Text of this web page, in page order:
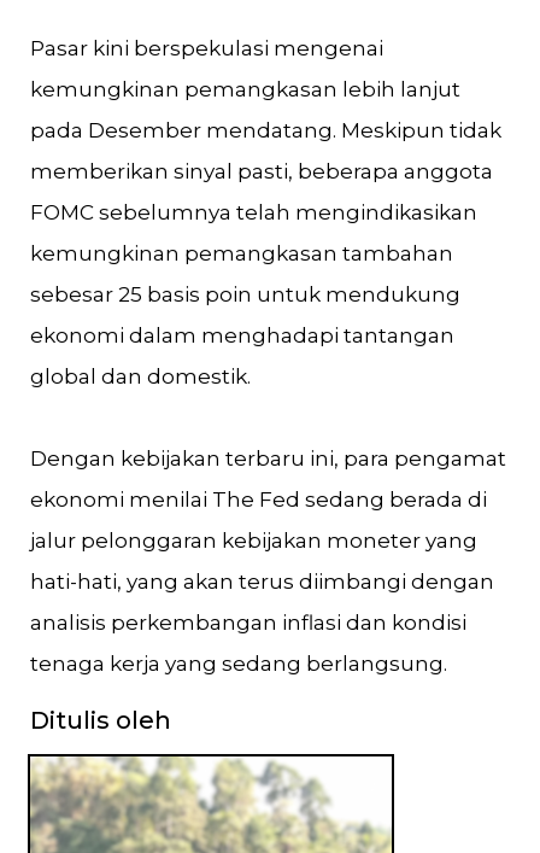
Pasar kini berspekulasi mengenai
kemungkinan pemangkasan lebih lanjut
pada Desember mendatang. Meskipun tidak
memberikan sinyal pasti, beberapa anggota
FOMC sebelumnya telah mengindikasikan
kemungkinan pemangkasan tambahan
sebesar 25 basis poin untuk mendukung
ekonomi dalam menghadapi tantangan
global dan domestik.
Dengan kebijakan terbaru ini, para pengamat
ekonomi menilai The Fed sedang berada di
jalur pelonggaran kebijakan moneter yang
hati-hati, yang akan terus diimbangi dengan
analisis perkembangan inflasi dan kondisi
tenaga kerja yang sedang berlangsung.
Ditulis oleh